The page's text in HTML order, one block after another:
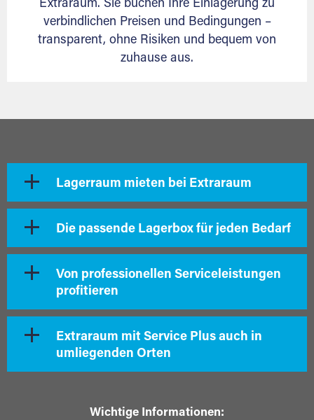
Extraraum. Sie buchen Ihre Einlagerung zu
verbindlichen Preisen und Bedingungen –
transparent, ohne Risiken und bequem von
zuhause aus.
Lagerraum mieten bei Extraraum
Die passende Lagerbox für jeden Bedarf
Von professionellen Serviceleistungen
profitieren
Extraraum mit Service Plus auch in
umliegenden Orten
Wichtige Informationen: